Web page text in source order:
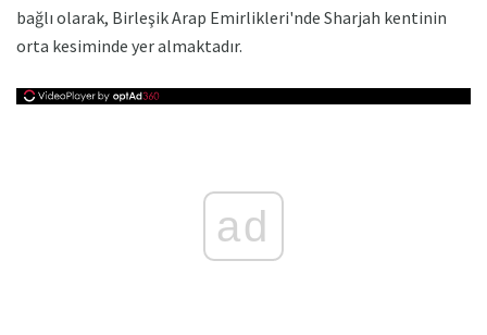
bağlı olarak, Birleşik Arap Emirlikleri'nde Sharjah kentinin
orta kesiminde yer almaktadır.
ad